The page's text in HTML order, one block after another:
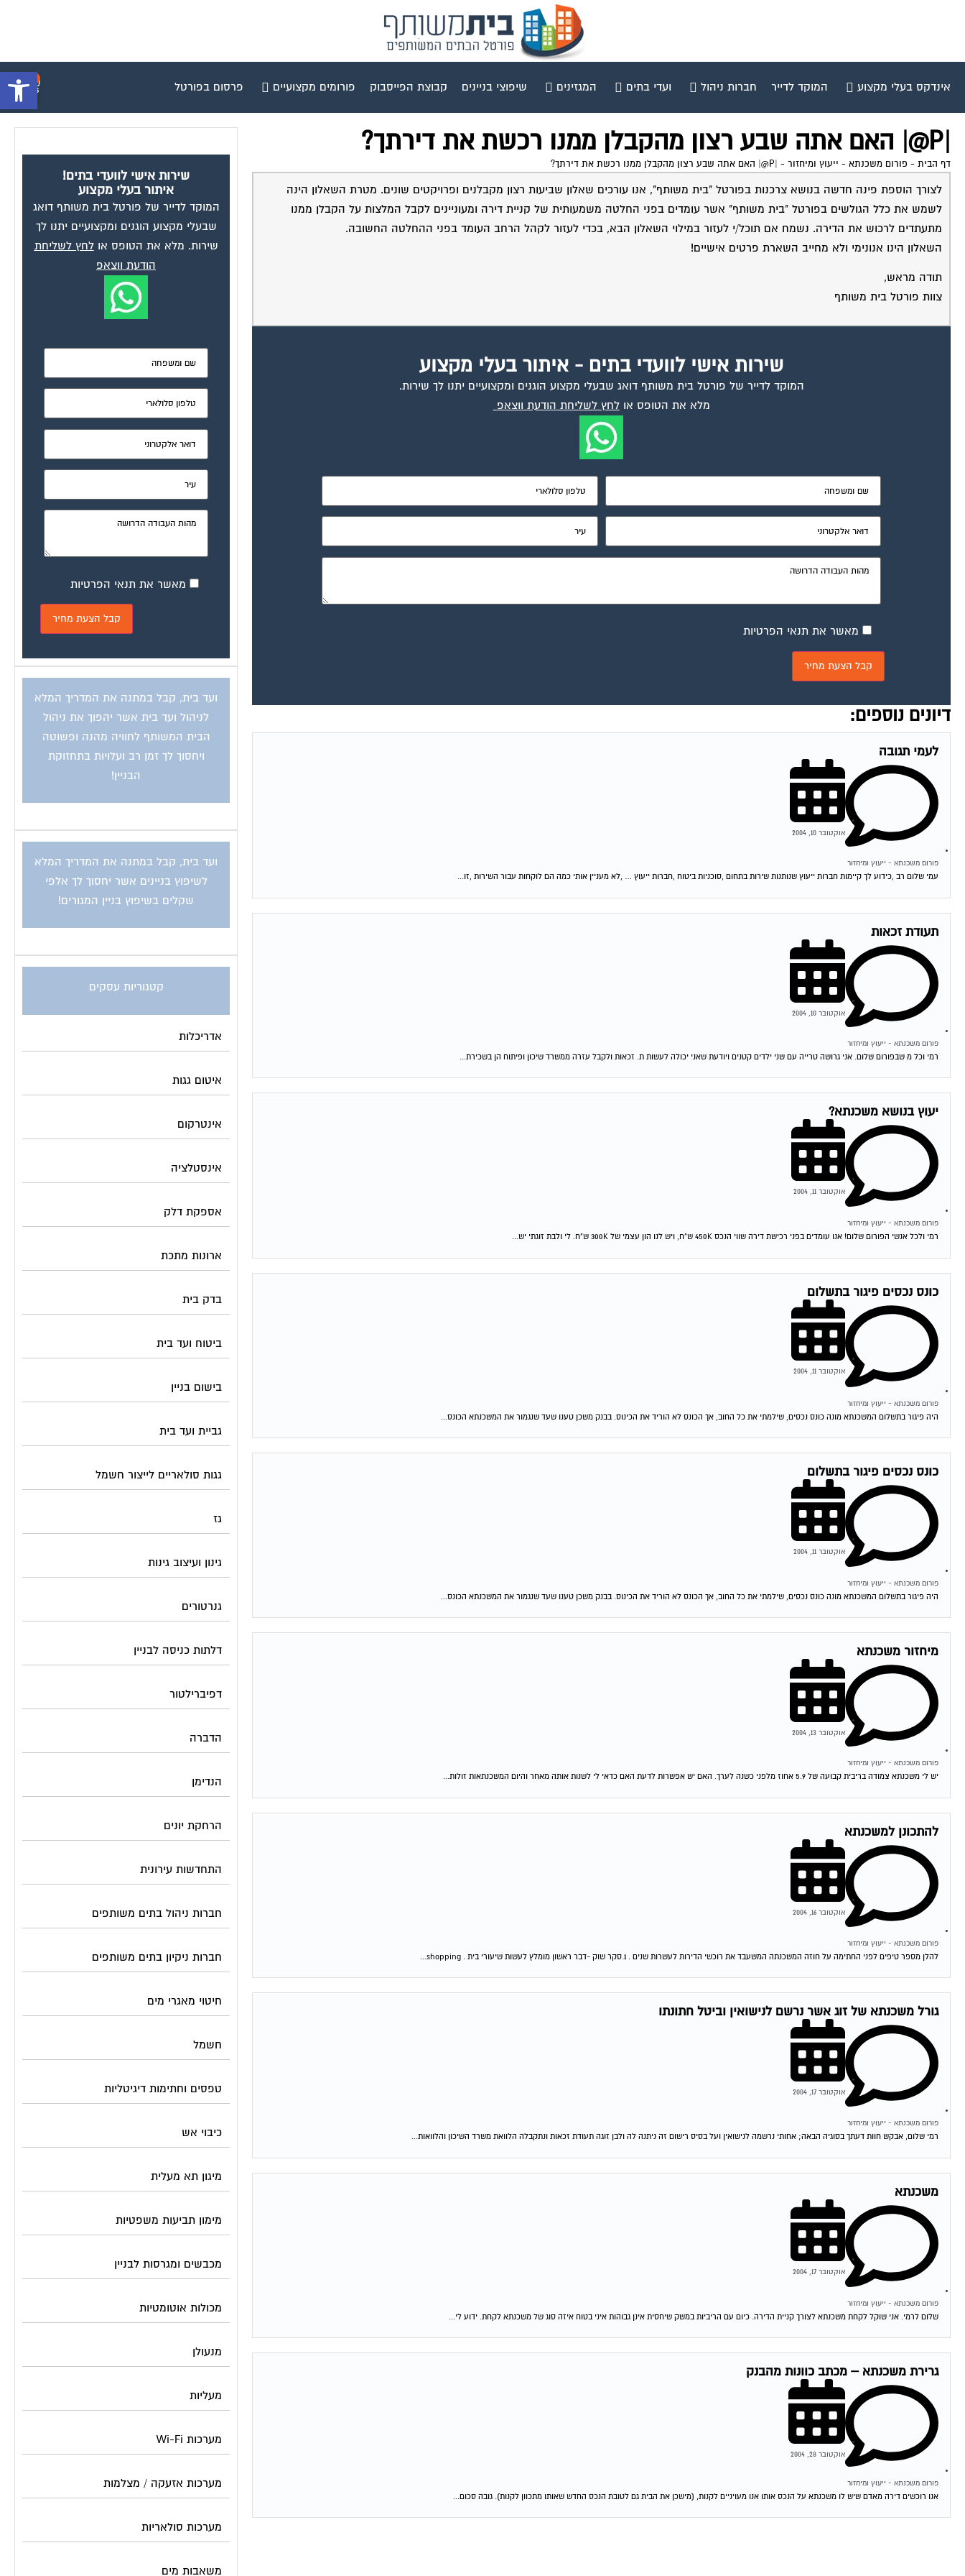
פתח אינדקס בעלי מקצוע המוקד לדייר חברות ניהול ועדי בתים המגזינים שיפוצי בניינים קבוצת הפייסבוק פורומים מקצועיים פרסום בפורטל
דף הבית - פורום משכנתא - ייעוץ ומיחזור -
לצורך הוספת פינה חדשה בנושא צרכנות בפורטל "בית משותף", אנו עורכים שאלון שביעות רצון מקבלנים ופרויקטים שונים. מטרת השאלון הינה
לשמש את כלל הגולשים בפורטל "בית משותף" אשר עומדים בפני החלטה משמעותית של קניית דירה ומעוניינים לקבל המלצות על הקבלן ממנו
מתעתדים לרכוש את הדירה. נשמח אם תוכל/י לעזור במילוי השאלון הבא, בכדי לעזור לקהל הרחב העומד בפני ההחלטה החשובה.
השאלון הינו אנונימי ולא מחייב השארת פרטים אישיים!
תודה מראש,
צוות פורטל בית משותף
שירות אישי לוועדי בתים - איתור בעלי מקצוע
המוקד לדייר של פורטל בית משותף דואג שבעלי מקצוע הוגנים ומקצועיים יתנו לך שירות.
מלא את הטופס אולחץ לשליחת הודעת ווצאפ
מאשר את תנאי הפרטיות
דיונים נוספים:
לעמי תגובה
פורום משכנתא - ייעוץ ומיחזור
אוקטובר 10, 2004
עמי שלום רב ,כידוע לך קיימות חברות ייעוץ שנותנות שירות בתחום ,סוכניות ביטוח ,חברות ייעוץ … ,לא מעניין אותי כמה הם לוקחות עבור השירות ,זו...
תעודת זכאות
פורום משכנתא - ייעוץ ומיחזור
אוקטובר 10, 2004
רמי וכל מ שבפורום שלום. אני גרושה טרייה עם שני ילדים קטנים ויודעת שאני יכולה לעשות ת. זכאות ולקבל עזרה ממשרד שיכון ופיתוח הן בשכירת...
יעוץ בנושא משכנתא?
פורום משכנתא - ייעוץ ומיחזור
אוקטובר 11, 2004
רמי ולכל אנשי הפורום שלום! אנו עומדים בפני רכישת דירה שווי הנכס 450K ש"ח, ויש לנו הון עצמי של 300K ש"ח. לי ולבת זוגתי יש...
כונס נכסים פיגור בתשלום
פורום משכנתא - ייעוץ ומיחזור
אוקטובר 11, 2004
היה פיגור בתשלום המשכנתא מונה כונס נכסים, שילמתי את כל החוב, אך הכונס לא הוריד את הכינוס. בבנק משכן טענו שעד שנגמור את המשכנתא הכונס...
כונס נכסים פיגור בתשלום
פורום משכנתא - ייעוץ ומיחזור
אוקטובר 11, 2004
היה פיגור בתשלום המשכנתא מונה כונס נכסים, שילמתי את כל החוב, אך הכונס לא הוריד את הכינוס. בבנק משכן טענו שעד שנגמור את המשכנתא הכונס...
מיחזור משכנתא
פורום משכנתא - ייעוץ ומיחזור
אוקטובר 13, 2004
יש לי משכנתא צמודה בריבית קבועה של 5.9 אחוז מלפני כשנה לערך. האם יש אפשרות לדעת האם כדאי לי לשנות אותה מאחר והיום המשכנתאות זולות...
להתכונן למשכנתא
פורום משכנתא - ייעוץ ומיחזור
אוקטובר 16, 2004
להלן מספר טיפים לפני החתימה על חוזה המשכנתה המשעבד את רוכשי הדירות לעשרות שנים . 1.סקר שוק -דבר ראשון מומלץ לעשות שיעורי בית . shopping...
גורל משכנתא של זוג אשר נרשם לנישואין וביטל חתונתו
פורום משכנתא - ייעוץ ומיחזור
אוקטובר 17, 2004
רמי שלום, אבקש חוות דעתך בסוגיה הבאה; אחותי נרשמה לנישואין ועל בסיס רישום זה ניתנה לה ולבן זוגה תעודת זכאות ונתקבלה הלוואת משרד השיכון והלוואות...
משכנתא
פורום משכנתא - ייעוץ ומיחזור
אוקטובר 17, 2004
שלום לרמי. אני שוקל לקחת משכנתא לצורך קניית הדירה. כיום עם הריביות במשק שיחסית אינן גבוהות איני בטוח איזה סוג של משכנתא לקחת. ידוע לי...
גרירת משכנתא – מכתב כוונות מהבנק
פורום משכנתא - ייעוץ ומיחזור
אוקטובר 28, 2004
אנו רוכשים דירה מאדם שיש לו משכנתא על הנכס אותו אנו מעויניים לקנות, (מישכן את הבית גם לטובת הנכס החדש שאותו מתכוון לקנות). גובה סכום...
שירות אישי לוועדי בתים!
איתור בעלי מקצוע
המוקד לדייר של פורטל בית משותף דואג
שבעלי מקצוע הוגנים ומקצועיים יתנו לך
שירות. מלא את הטופס אולחץ לשליחת
הודעת ווצאפ
מאשר את תנאי הפרטיות
ועד בית, קבל במתנה את המדריך המלא
לניהול ועד בית אשר יהפוך את ניהול
הבית המשותף לחוויה מהנה ופשוטה
ויחסוך לך זמן רב ועלויות בתחזוקת
הבניין!
ועד בית, קבל במתנה את המדריך המלא
לשיפוץ בניינים אשר יחסוך לך אלפי
שקלים בשיפוץ בניין המגורים!
קטגוריות עסקים
אדריכלות
איטום גגות
אינטרקום
אינסטלציה
אספקת דלק
ארונות מתכת
בדק בית
ביטוח ועד בית
בישום בניין
גביית ועד בית
גגות סולאריים לייצור חשמל
גז
גינון ועיצוב גינות
גנרטורים
דלתות כניסה לבניין
דפיברילטור
הדברה
הנדימן
הרחקת יונים
התחדשות עירונית
חברות ניהול בתים משותפים
חברות ניקיון בתים משותפים
חיטוי מאגרי מים
חשמל
טפסים וחתימות דיגיטליות
כיבוי אש
מיגון תא מעלית
מימון תביעות משפטיות
מכבשים ומגרסות לבניין
מכולות אוטומטיות
מנעולן
מעליות
מערכות Wi-Fi
מערכות אזעקה / מצלמות
מערכות סולאריות
משאבות מים